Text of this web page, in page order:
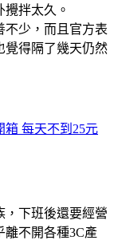
拌太久。
不少，而且官方表
覺得隔了幾天仍然
箱 每天不到25元
，下班後還要經營
離不開各種3C產